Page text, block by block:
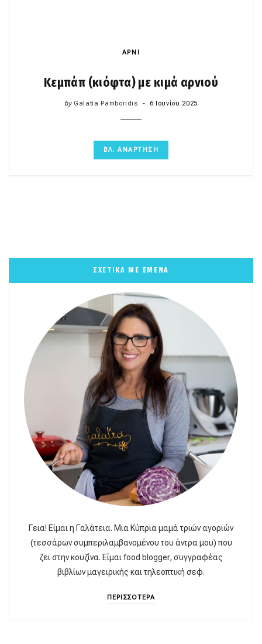
ΑΡΝΙ
Κεμπάπ (κιόφτα) με κιμά αρνιού
by Galatia Pamboridis 6 Ιουνίου 2025
ΒΛ. ΑΝΑΡΤΗΣΗ
ΣΧΕΤΙΚΑ ΜΕ ΕΜΕΝΑ
Γεια! Είμαι η Γαλάτεια. Μια Κύπρια μαμά τριών αγοριών
(τεσσάρων συμπεριλαμβανομένου του άντρα μου) που
ζει στην κουζίνα. Είμαι food blogger, συγγραφέας
βιβλίων μαγειρικής και τηλεοπτική σεφ.
ΠΕΡΙΣΣΟΤΕΡΑ